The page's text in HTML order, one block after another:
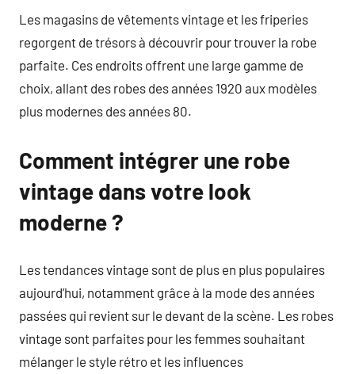
Les magasins de vêtements vintage et les friperies
regorgent de trésors à découvrir pour trouver la robe
parfaite. Ces endroits offrent une large gamme de
choix, allant des robes des années 1920 aux modèles
plus modernes des années 80.
Comment intégrer une robe
vintage dans votre look
moderne ?
Les tendances vintage sont de plus en plus populaires
aujourd’hui, notamment grâce à la mode des années
passées qui revient sur le devant de la scène. Les robes
vintage sont parfaites pour les femmes souhaitant
mélanger le style rétro et les influences